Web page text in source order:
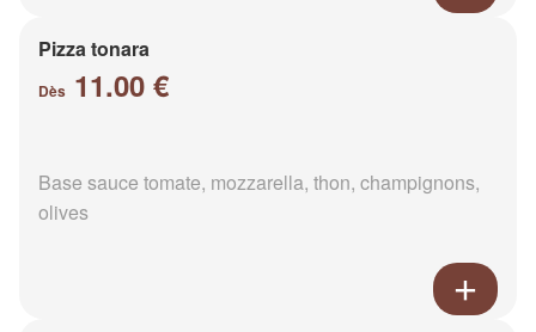
Pizza tonara
Dès 11.00 €
Base sauce tomate, mozzarella, thon, champignons,
olives